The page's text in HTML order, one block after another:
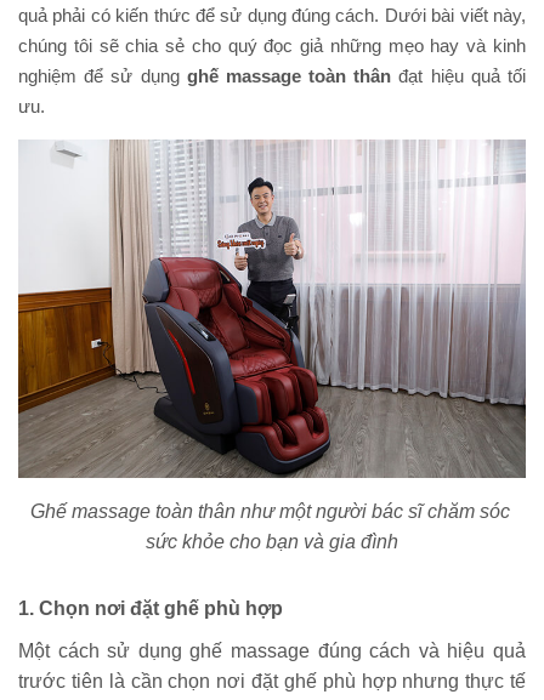
quả phải có kiến thức để sử dụng đúng cách. Dưới bài viết này,
chúng tôi sẽ chia sẻ cho quý đọc giả những mẹo hay và kinh
nghiệm để sử dụng ghế massage toàn thân đạt hiệu quả tối
ưu.
Ghế massage toàn thân như một người bác sĩ chăm sóc
sức khỏe cho bạn và gia đình
1. Chọn nơi đặt ghế phù hợp
Một cách sử dụng ghế massage đúng cách và hiệu quả
trước tiên là cần chọn nơi đặt ghế phù hợp nhưng thực tế